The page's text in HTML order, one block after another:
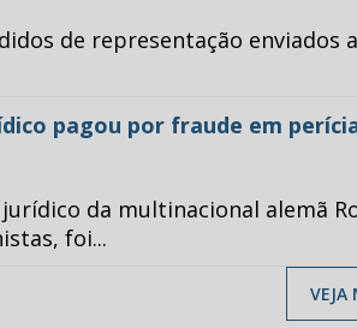
de representação enviados
pagou por fraude em
da multinacional alemã
foi...
VEJA